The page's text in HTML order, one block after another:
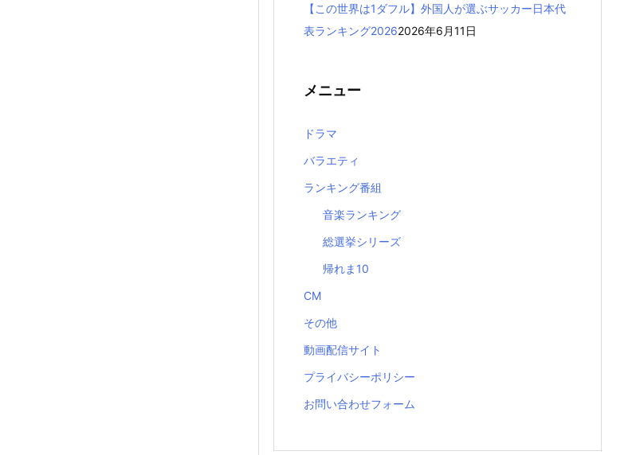
【この世界は1ダフル】外国人が選ぶサッカー日本代
表ランキング20262026年6月11日
メニュー
ドラマ
バラエティ
ランキング番組
音楽ランキング
総選挙シリーズ
帰れま10
CM
その他
動画配信サイト
プライバシーポリシー
お問い合わせフォーム